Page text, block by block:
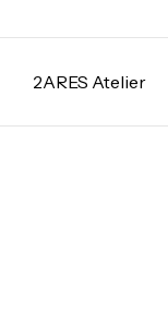
2ARES Atelier